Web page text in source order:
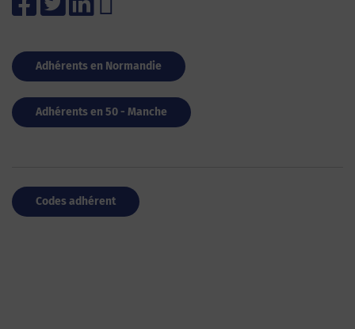
Adhérents en Normandie
Adhérents en 50 - Manche
Codes adhérent